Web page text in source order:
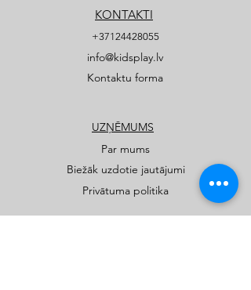
KONTAKTI
+37124428055
info@kidsplay.lv
Kontaktu forma
UZŅĒMUMS
Par mums
Biežāk uzdotie jautājumi
Privātuma politika